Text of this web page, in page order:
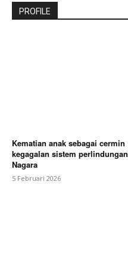
PROFILE
Kematian anak sebagai cermin
kegagalan sistem perlindungan
Nagara
5 Februari 2026